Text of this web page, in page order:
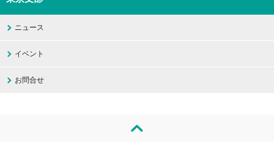
ニュース
イベント
お問合せ